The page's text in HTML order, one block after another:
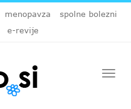
menopavza
spolne bolezni
e-revije